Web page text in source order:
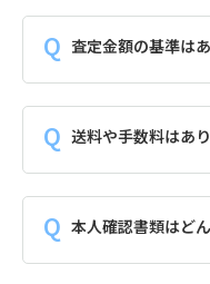
査定金額の基準は
送料や手数料はあ
本人確認書類はど